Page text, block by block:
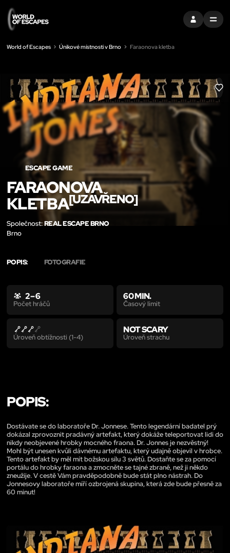
PŘIHLÁSIT SE
MENU
World of Escapes Únikové místnosti v Brno Faraonova kletba
LIKE
ESCAPE GAME
FARAONOVA
KLETBA[UZAVŘENO]
Společnost:REAL ESCAPE BRNO
Brno
POPIS: FOTOGRAFIE
2 – 6
Počet hráčů
60 MIN.
Časový limit
Úroveň obtížnosti (1-4)
NOT SCARY
Úroveň strachu
POPIS:
Dostávate se do laboratoře Dr. Jonnese. Tento legendární badatel prý
dokázal zprovoznit pradávný artefakt, který dokáže teleportovat lidi do
nikdy neobjevené hrobky mocného fraona. Dr. Jonnes je nezvěstný!
Mohl být unesen kvůli dávnému artefaktu, který udajně objevil v hrobce.
Tento artefakt by měl mít božskou sílu 3 světů. Dostaňte se za pomocí
portálu do hrobky faraona a zmocněte se tajné zbraně, než ji někdo
zneužije. V cestě Vám pravděpodobně bude stát plno nástrah. Do
Jonnesovy laboratoře míří ozbrojená skupina, která zde bude přesně za
60 minut!